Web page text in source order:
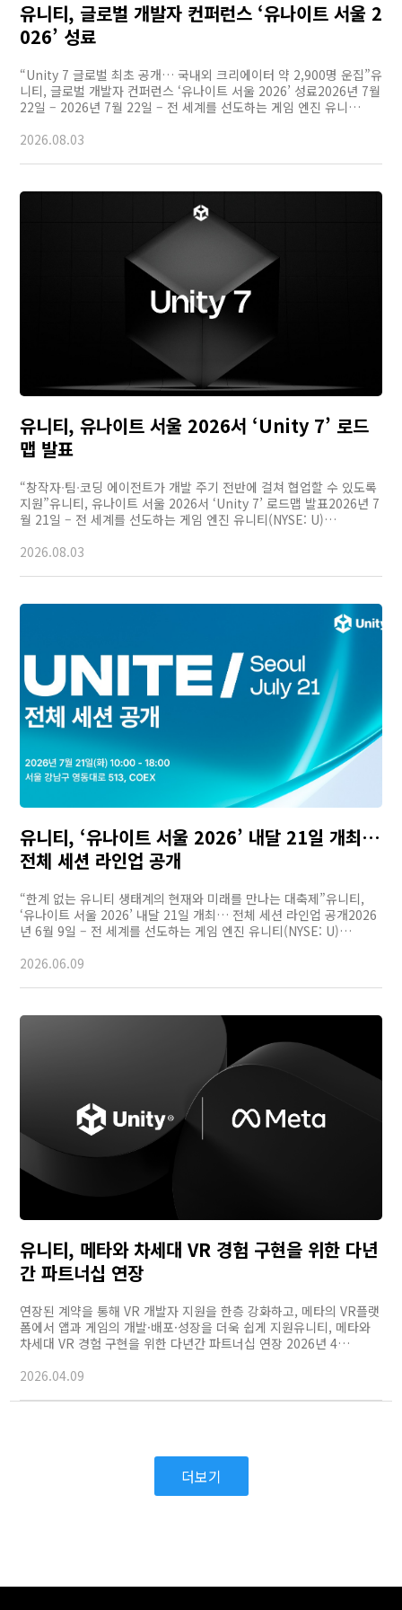
유니티, 글로벌 개발자 컨퍼런스 ‘유나이트 서울 2
026’ 성료
“Unity 7 글로벌 최초 공개… 국내외 크리에이터 약 2,900명 운집”유
니티, 글로벌 개발자 컨퍼런스 ‘유나이트 서울 2026’ 성료2026년 7월
22일 – 2026년 7월 22일 – 전 세계를 선도하는 게임 엔진 유니…
2026.08.03
유니티, 유나이트 서울 2026서 ‘Unity 7’ 로드
맵 발표
“창작자ᐧ팀ᐧ코딩 에이전트가 개발 주기 전반에 걸쳐 협업할 수 있도록
지원”유니티, 유나이트 서울 2026서 ‘Unity 7’ 로드맵 발표2026년 7
월 21일 – 전 세계를 선도하는 게임 엔진 유니티(NYSE: U)…
2026.08.03
유니티, ‘유나이트 서울 2026’ 내달 21일 개최…
전체 세션 라인업 공개
“한계 없는 유니티 생태계의 현재와 미래를 만나는 대축제”유니티,
‘유나이트 서울 2026’ 내달 21일 개최… 전체 세션 라인업 공개2026
년 6월 9일 – 전 세계를 선도하는 게임 엔진 유니티(NYSE: U)…
2026.06.09
유니티, 메타와 차세대 VR 경험 구현을 위한 다년
간 파트너십 연장
연장된 계약을 통해 VR 개발자 지원을 한층 강화하고, 메타의 VR플랫
폼에서 앱과 게임의 개발·배포·성장을 더욱 쉽게 지원유니티, 메타와
차세대 VR 경험 구현을 위한 다년간 파트너십 연장 2026년 4…
2026.04.09
더보기